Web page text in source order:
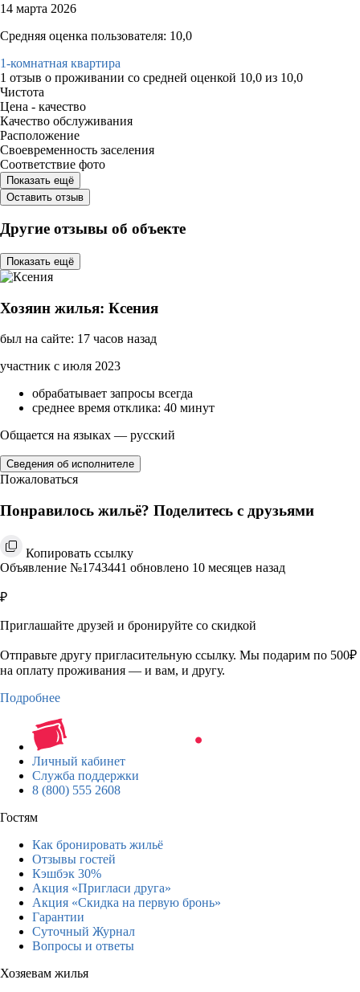
14 марта 2026
Средняя оценка пользователя: 10,0
1-комнатная квартира
1 отзыв о проживании со средней оценкой 10,0 из 10,0
Чистота
Цена - качество
Качество обслуживания
Расположение
Своевременность заселения
Соответствие фото
Показать ещё
Оставить отзыв
Другие отзывы об объекте
Показать ещё
Хозяин жилья: Ксения
был на сайте: 17 часов назад
участник с июля 2023
обрабатывает запросы всегда
среднее время отклика: 40 минут
Общается на языках — русский
Сведения об исполнителе
Пожаловаться
Понравилось жильё? Поделитесь с друзьями
Копировать ссылку
Объявление №1743441 обновлено 10 месяцев назад
₽
Приглашайте друзей и бронируйте со скидкой
Отправьте другу пригласительную ссылку. Мы подарим по 500₽
на оплату проживания — и вам, и другу.
Подробнее
Личный кабинет
Служба поддержки
8 (800) 555 2608
Гостям
Как бронировать жильё
Отзывы гостей
Кэшбэк 30%
Акция «Пригласи друга»
Акция «Скидка на первую бронь»
Гарантии
Суточный Журнал
Вопросы и ответы
Хозяевам жилья